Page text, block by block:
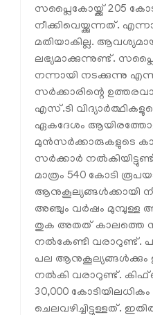
സപ്ലൈകോയ്ക്ക് 205
നീക്കിവെയ്ക്കുന്നത്.
മതിയാകില്ല.
ലഭ്യമാക്കുന്നുണ്ട്.
നന്നായി നടക്കുന്നു
സർക്കാരിന്റെ
എസ്.ടി
ഏകദേശം
മുൻസർക്കാരുകളുടെ
സർക്കാർ
മാത്രം 540 കോടി
ആനുകൂല്യങ്ങൾക്കായി
അഞ്ചും വർഷം മുമ്പുള്ള
തുക അതത് കാലത്തെ
നൽകേണ്ടി വരാറുണ്ട്.
പല ആനുകൂല്യങ്ങൾക്കും
നൽകി വരാറുണ്ട്.
30,000
ചെലവഴിച്ചിട്ടുള്ളത്.